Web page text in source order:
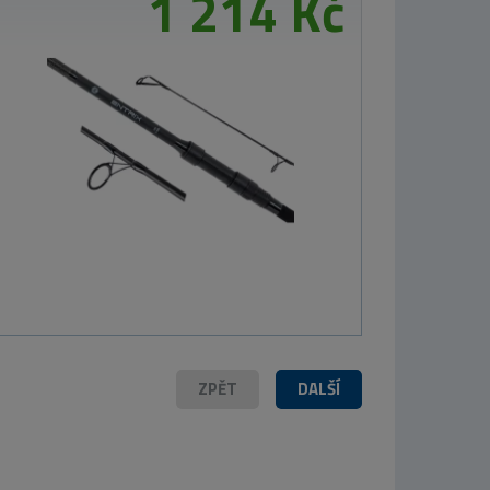
Westin prut W3
Powerteez 3rd
2,54m 14-49g
DALŠÍ
ZPĚT